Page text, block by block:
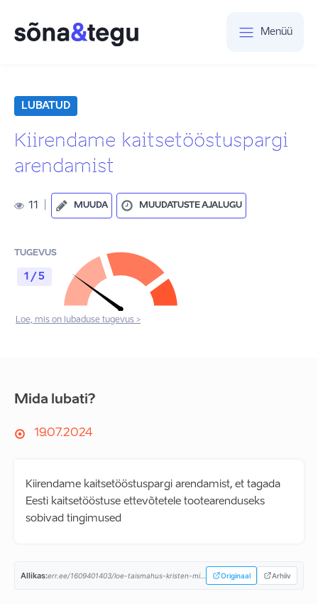
Menüü
LUBATUD
Kiirendame kaitsetööstuspargi
arendamist
11 MUUDA MUUDATUSTE AJALUGU
TUGEVUS
1 / 5
Loe, mis on lubaduse tugevus >
Mida lubati?
19.07.2024
Kiirendame kaitsetööstuspargi arendamist, et tagada
Eesti kaitsetööstuse ettevõtetele tootearenduseks
sobivad tingimused
Allikas: err.ee/1609401403/loe-taismahus-kristen-michali-valitsuse-koalitsioonilepe... Originaal Arhiiv